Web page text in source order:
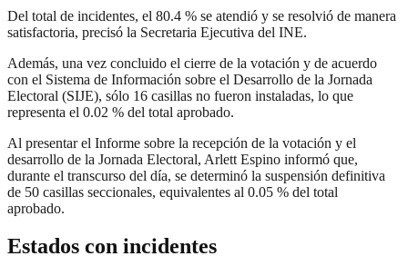
Del total de incidentes, el 80.4 % se atendió y se resolvió de manera
satisfactoria, precisó la Secretaria Ejecutiva del INE.
Además, una vez concluido el cierre de la votación y de acuerdo
con el Sistema de Información sobre el Desarrollo de la Jornada
Electoral (SIJE), sólo 16 casillas no fueron instaladas, lo que
representa el 0.02 % del total aprobado.
Al presentar el Informe sobre la recepción de la votación y el
desarrollo de la Jornada Electoral, Arlett Espino informó que,
durante el transcurso del día, se determinó la suspensión definitiva
de 50 casillas seccionales, equivalentes al 0.05 % del total
aprobado.
Estados con incidentes